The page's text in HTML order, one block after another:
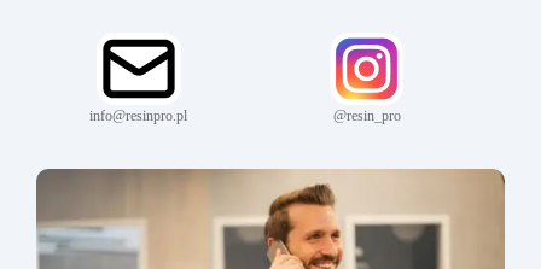
info@resinpro.pl @resin_pro